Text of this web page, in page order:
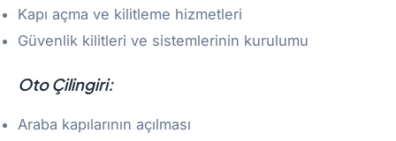
Kapı açma ve kilitleme hizmetleri
Güvenlik kilitleri ve sistemlerinin kurulumu
Oto Çilingiri:
Araba kapılarının açılması